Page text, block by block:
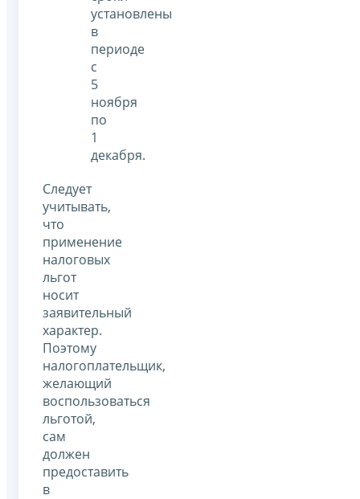
установлены
в
периоде
с
5
ноября
по
1
декабря.
Следует
учитывать,
что
применение
налоговых
льгот
носит
заявительный
характер.
Поэтому
налогоплательщик,
желающий
воспользоваться
льготой,
сам
должен
предоставить
в